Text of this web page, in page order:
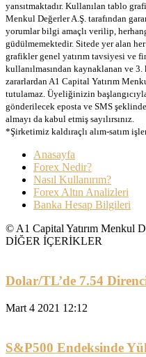
yansıtmaktadır. Kullanılan tablo
Menkul Değerler A.Ş. tarafından
yorumlar bilgi amaçlı verilip,
güdülmemektedir. Sitede yer alan
grafikler genel yatırım tavsiyesi ve
kullanılmasından kaynaklanan ve
zararlardan A1 Capital Yatırım
tutulamaz. Üyeliğinizin
gönderilecek eposta ve SMS
almayı da kabul etmiş sayılırsınız.
*Şirketimiz kaldıraçlı alım-satım
Anasayfa
Forex Nedir?
Nasıl Kullanırım?
Forex Altın Analizleri
Banka Hesap Bilgileri
© A1 Capital Yatırım Menkul
DİĞER İÇERİKLER
Dolar/TL’de 7.54
Mart 4 2021 12:12
S&P500 Endeksinde